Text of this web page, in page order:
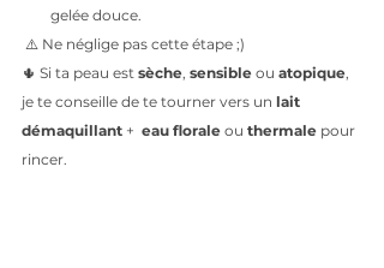
gelée douce.
⚠️ Ne néglige pas cette étape ;)
🌵 Si ta peau est sèche, sensible ou atopique,
je te conseille de te tourner vers un lait
démaquillant + eau florale ou thermale pour
rincer.